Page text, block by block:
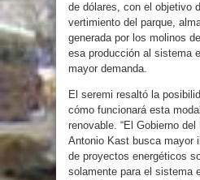
de dólares, con el objetivo
vertimiento del parque,
generada por los molinos
esa producción al sistema
mayor demanda.
El seremi resaltó la
cómo funcionará esta
renovable. “El Gobierno
Antonio Kast busca mayor
de proyectos energéticos
solamente para el sistema